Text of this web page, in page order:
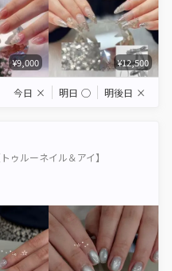
¥9,000 ¥12,500
今日 × 明日 ◯ 明後日 ×
ゥルーネイル＆アイ】